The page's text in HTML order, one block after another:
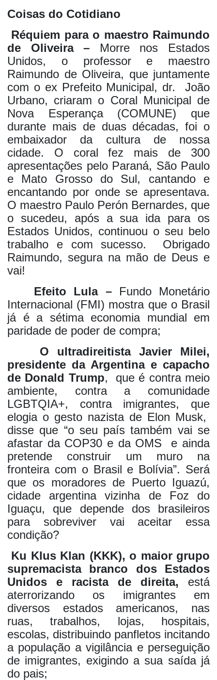
Coisas do Cotidiano
Réquiem para o maestro Raimundo
de Oliveira – Morre nos Estados
Unidos, o professor e maestro
Raimundo de Oliveira, que juntamente
com o ex Prefeito Municipal, dr.
João
Urbano, criaram o Coral Municipal de
Nova Esperança (COMUNE) que
durante mais de duas décadas, foi o
embaixador da cultura de nossa
cidade. O coral fez mais de 300
apresentações pelo Paraná, São Paulo
e Mato Grosso do Sul, cantando e
encantando por onde se apresentava.
O maestro Paulo Perón Bernardes, que
o sucedeu, após a sua ida para os
Estados Unidos, continuou o seu belo
trabalho e com sucesso.
Obrigado
Raimundo, segura na mão de Deus e
vai!
Efeito Lula – Fundo Monetário
Internacional (FMI) mostra que o Brasil
já é a sétima economia mundial em
paridade de poder de compra;
O ultradireitista Javier Milei,
presidente da Argentina e capacho
de Donald Trump,
que é contra meio
ambiente, contra a comunidade
LGBTQIA+, contra imigrantes, que
elogia o gesto nazista de Elon Musk,
disse que “o seu país também vai se
afastar da COP30 e da OMS
e ainda
pretende construir um muro na
fronteira com o Brasil e Bolívia”. Será
que os moradores de Puerto Iguazú,
cidade argentina vizinha de Foz do
Iguaçu, que depende dos brasileiros
para sobreviver vai aceitar essa
condição?
Ku Klus Klan (KKK), o maior grupo
supremacista branco dos Estados
Unidos e racista de direita, está
aterrorizando os imigrantes em
diversos estados americanos, nas
ruas, trabalhos, lojas, hospitais,
escolas, distribuindo panfletos incitando
a população a vigilância e perseguição
de imigrantes, exigindo a sua saída já
do pais;